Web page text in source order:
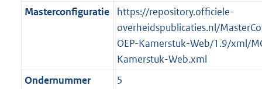
Masterconfiguratie
https://repository.officiele-
overheidspublicaties.nl/
OEP-Kamerstuk-Web/1.9/xml/
Kamerstuk-Web.xml
Ondernummer
5